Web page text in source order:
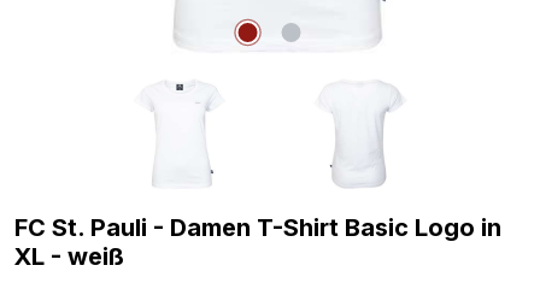
FC St. Pauli - Damen T-Shirt Basic Logo in
XL - weiß